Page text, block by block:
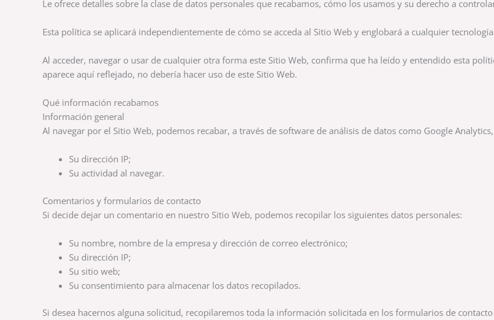
Le ofrece detalles sobre la clase de datos personales que recabamos, cómo los usamos y su derecho a
Esta política se aplicará independientemente de cómo se acceda al Sitio Web y englobará a cualquier
Al acceder, navegar o usar de cualquier otra forma este Sitio Web, confirma que ha leído y entendido esta
aparece aquí reflejado, no debería hacer uso de este Sitio Web.
Qué información recabamos
Información general
Al navegar por el Sitio Web, podemos recabar, a través de software de análisis de datos como Google
Su dirección IP;
Su actividad al navegar.
Comentarios y formularios de contacto
Si decide dejar un comentario en nuestro Sitio Web, podemos recopilar los siguientes datos personales:
Su nombre, nombre de la empresa y dirección de correo electrónico;
Su dirección IP;
Su sitio web;
Su consentimiento para almacenar los datos recopilados.
Si desea hacernos alguna solicitud, recopilaremos toda la información solicitada en los formularios de